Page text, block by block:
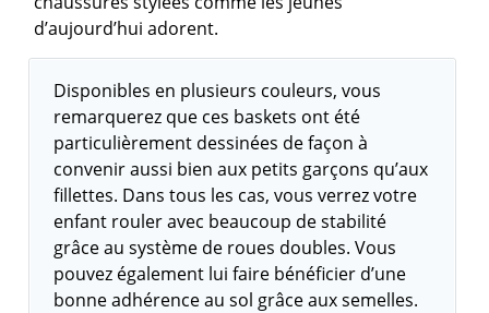
d’aujourd’hui adorent.
Disponibles en plusieurs couleurs, vous
remarquerez que ces baskets ont été
particulièrement dessinées de façon à
convenir aussi bien aux petits garçons qu’aux
fillettes. Dans tous les cas, vous verrez votre
enfant rouler avec beaucoup de stabilité
grâce au système de roues doubles. Vous
pouvez également lui faire bénéficier d’une
bonne adhérence au sol grâce aux semelles.